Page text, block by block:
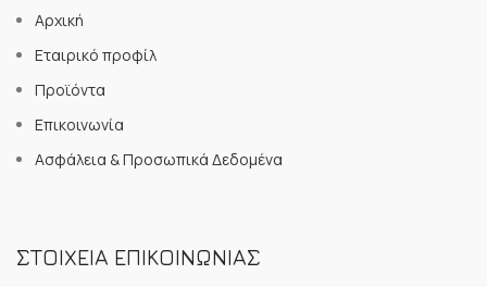
Αρχική
Εταιρικό προφίλ
Προϊόντα
Επικοινωνία
Ασφάλεια & Προσωπικά Δεδομένα
ΣΤΟΙΧΕΙΑ ΕΠΙΚΟΙΝΩΝΙΑΣ